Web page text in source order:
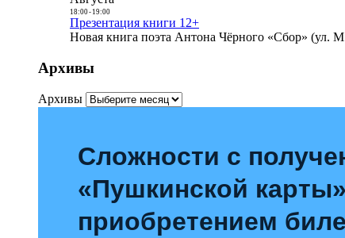
18:00- 19:00
Презентация книги 12+
Новая книга поэта Антона Чёрного «Сбор» (ул.
Архивы
Архивы
Сложности с
«Пушкинской
приобретением